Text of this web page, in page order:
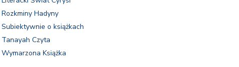
Rozkminy Hadyny
Subiektywnie o książkach
Tanayah Czyta
Wymarzona Książka